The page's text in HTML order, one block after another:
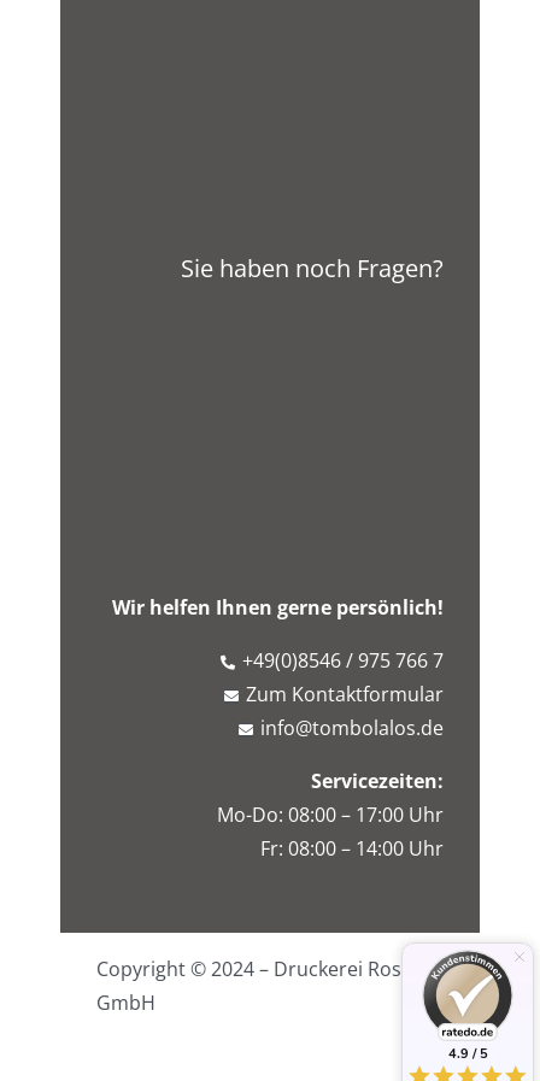
Sie haben noch Fragen?
Wir helfen Ihnen gerne persönlich!
+49(0)8546 / 975 766 7
Zum Kontaktformular
info@tombolalos.de
Servicezeiten:
Mo-Do: 08:00 – 17:00 Uhr
Fr: 08:00 – 14:00 Uhr
Copyright © 2024 – Druckerei Rossa
GmbH
4.9 / 5